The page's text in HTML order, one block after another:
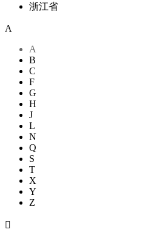
浙江省
A
A
B
C
F
G
H
J
L
N
Q
S
T
X
Y
Z
